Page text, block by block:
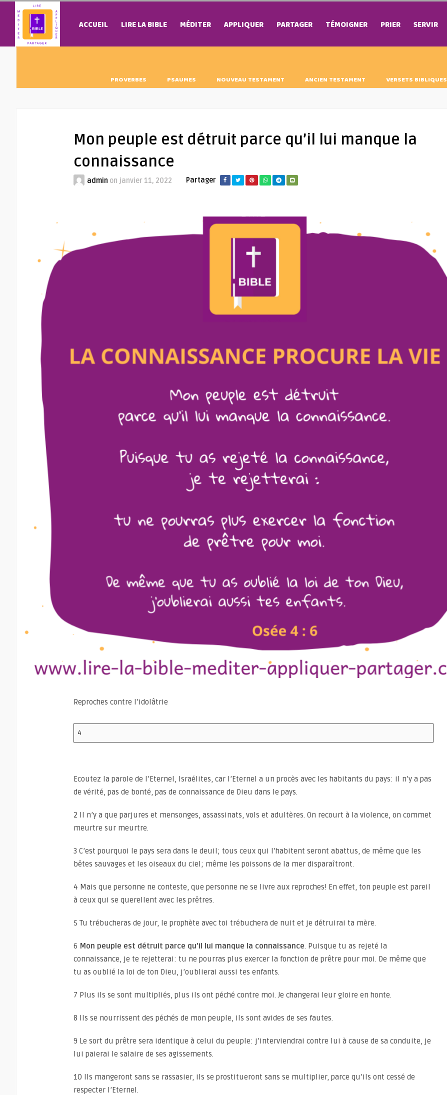
ACCUEIL LIRE LA BIBLE MÉDITER APPLIQUER PARTAGER TÉMOIGNER PRIER SERVIR
PROVERBES PSAUMES NOUVEAU TESTAMENT ANCIEN TESTAMENT VERSETS BIBLIQUES
Mon peuple est détruit parce qu’il lui manque la
connaissance
admin on janvier 11, 2022 Partager
Reproches contre l’idolâtrie
4
Ecoutez la parole de l’Eternel, Israélites, car l’Eternel a un procès avec les habitants du pays: il n’y a pas
de vérité, pas de bonté, pas de connaissance de Dieu dans le pays.
2 Il n’y a que parjures et mensonges, assassinats, vols et adultères. On recourt à la violence, on commet
meurtre sur meurtre.
3 C’est pourquoi le pays sera dans le deuil; tous ceux qui l’habitent seront abattus, de même que les
bêtes sauvages et les oiseaux du ciel; même les poissons de la mer disparaîtront.
4 Mais que personne ne conteste, que personne ne se livre aux reproches! En effet, ton peuple est pareil
à ceux qui se querellent avec les prêtres.
5 Tu trébucheras de jour, le prophète avec toi trébuchera de nuit et je détruirai ta mère.
6 Mon peuple est détruit parce qu’il lui manque la connaissance. Puisque tu as rejeté la
connaissance, je te rejetterai: tu ne pourras plus exercer la fonction de prêtre pour moi. De même que
tu as oublié la loi de ton Dieu, j’oublierai aussi tes enfants.
7 Plus ils se sont multipliés, plus ils ont péché contre moi. Je changerai leur gloire en honte.
8 Ils se nourrissent des péchés de mon peuple, ils sont avides de ses fautes.
9 Le sort du prêtre sera identique à celui du peuple: j’interviendrai contre lui à cause de sa conduite, je
lui paierai le salaire de ses agissements.
10 Ils mangeront sans se rassasier, ils se prostitueront sans se multiplier, parce qu’ils ont cessé de
respecter l’Eternel.